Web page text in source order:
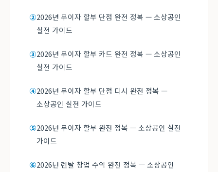
②2026년 무이자 할부 단점 완전 정복 — 소상공인
실전 가이드
③2026년 무이자 할부 카드 완전 정복 — 소상공인
실전 가이드
④2026년 무이자 할부 단점 디시 완전 정복 —
소상공인 실전 가이드
⑤2026년 무이자 할부 완전 정복 — 소상공인 실전
가이드
⑥2026년 렌탈 창업 수익 완전 정복 — 소상공인